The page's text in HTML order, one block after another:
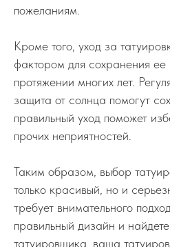
пожеланиям.
Кроме того, уход за
фактором для сохранения
протяжении многих лет.
защита от солнца помогут
правильный уход поможет
прочих неприятностей.
Таким образом, выбор
только красивый, но и
требует внимательного
правильный дизайн и
татуировщика, ваша